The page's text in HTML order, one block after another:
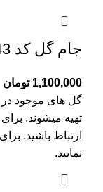
جام گل کد 343
1,100,000 تومان
گل های موجود در
تهیه میشوند.
ارتباط باشید.
نمایید.